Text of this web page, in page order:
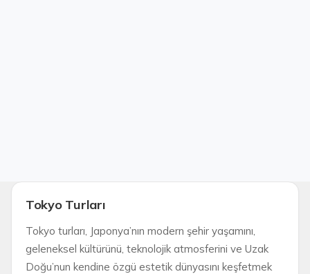
Tokyo Turları
Tokyo turları, Japonya’nın modern şehir yaşamını,
geleneksel kültürünü, teknolojik atmosferini ve Uzak
Doğu’nun kendine özgü estetik dünyasını keşfetmek